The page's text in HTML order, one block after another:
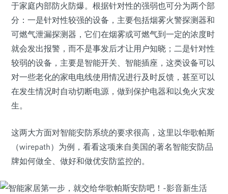
于家庭内部防火防爆。根据针对性的强弱也可分为两个部
分：一是针对性较强的设备，主要包括烟雾火警探测器和
可燃气泄漏探测器，它们在烟雾或可燃气到一定的浓度时
就会发出报警，而不是事发后才让用户知晓；二是针对性
较弱的设备，主要是智能开关、智能插座，这类设备可以
对一些老化的家电电线使用情况进行及时反馈，甚至可以
在发生情况时自动切断电源，做到保护电器和以免火灾发
生。
这两大方面对智能安防系统的要求很高，这里以华歌帕斯
（wirepath）为例，看看这项来自美国的著名智能安防品
牌如何做全、做好和做优安防监控的。